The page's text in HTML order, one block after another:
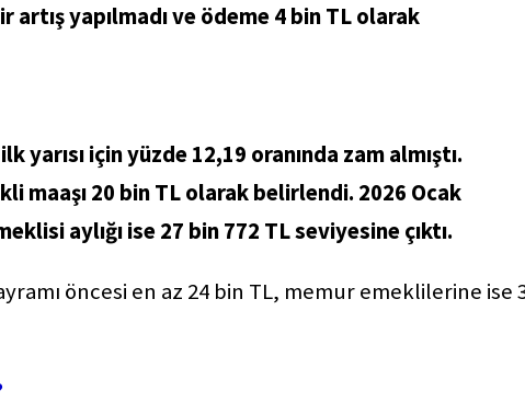
yapılmadı ve ödeme 4 bin TL olarak
yarısı için yüzde 12,19 oranında zam almıştı.
maaşı 20 bin TL olarak belirlendi. 2026 Ocak
aylığı ise 27 bin 772 TL seviyesine çıktı.
öncesi en az 24 bin TL, memur emeklilerine ise